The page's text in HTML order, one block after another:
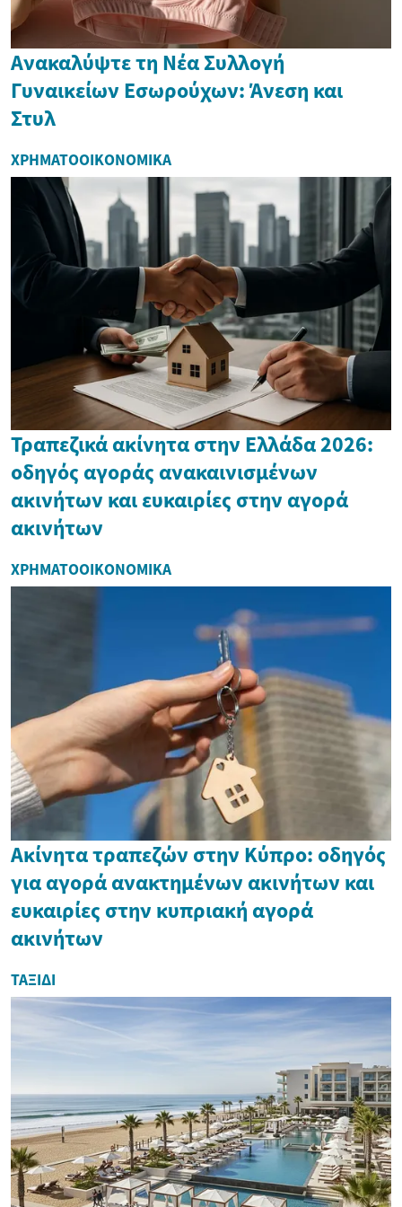
Ανακαλύψτε τη Νέα Συλλογή
Γυναικείων Εσωρούχων: Άνεση και
Στυλ
ΧΡΗΜΑΤΟΟΙΚΟΝΟΜΙΚΆ
Τραπεζικά ακίνητα στην Ελλάδα 2026:
οδηγός αγοράς ανακαινισμένων
ακινήτων και ευκαιρίες στην αγορά
ακινήτων
ΧΡΗΜΑΤΟΟΙΚΟΝΟΜΙΚΆ
Ακίνητα τραπεζών στην Κύπρο: οδηγός
για αγορά ανακτημένων ακινήτων και
ευκαιρίες στην κυπριακή αγορά
ακινήτων
ΤΑΞΊΔΙ